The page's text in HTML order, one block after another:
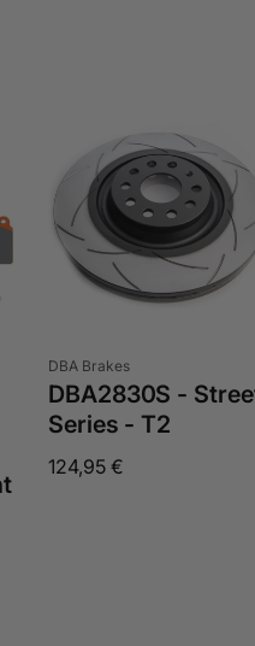
Anbieter:
DBA Brakes
DBA2830S -
Series - T2
Normaler
124,95 €